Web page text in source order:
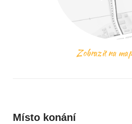
Zobrazit na
Místo konání